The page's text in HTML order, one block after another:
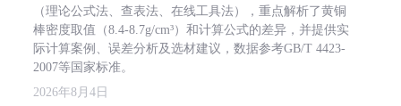
（理论公式法、查表法、在线工具法），重点解析了黄铜
棒密度取值（8.4-8.7g/cm³）和计算公式的差异，并提供实
际计算案例、误差分析及选材建议，数据参考GB/T 4423-
2007等国家标准。
2026年8月4日